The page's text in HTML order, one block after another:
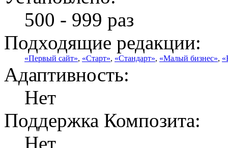
500 - 999 раз
Подходящие редакции:
«Первый сайт», «Старт», «Стандарт», «Малый бизнес»,
Адаптивность:
Нет
Поддержка Композита:
Нет